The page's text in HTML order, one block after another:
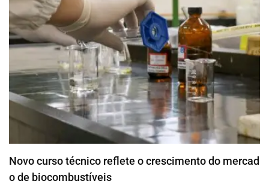
Novo curso técnico reflete o crescimento do mercad
o de biocombustíveis